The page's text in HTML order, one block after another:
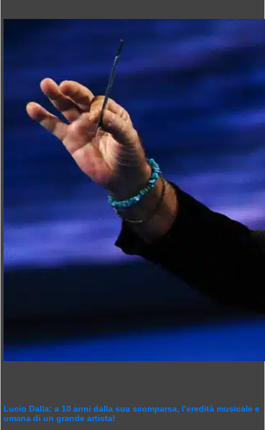
Lucio Dalla: a 10 anni dalla sua scomparsa, l’eredità musicale e
umana di un grande artista!